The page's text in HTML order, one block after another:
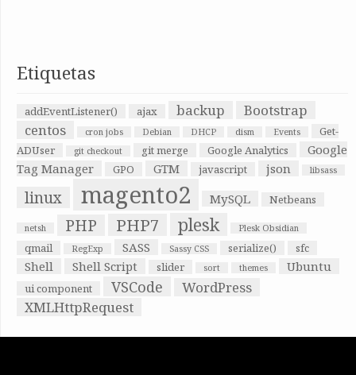
Etiquetas
addEventListener() ajax backup
Bootstrap
centos
cron jobs Debian DHCP dism Events
Get-
ADUser
git checkout git merge Google Analytics
Google
Tag Manager
GPO GTM javascript json libsass
linux magento2 MySQL Netbeans
netsh PHP PHP7 plesk Plesk Obsidian
qmail RegExp SASS Sassy CSS serialize() sfc
Shell Shell Script slider sort themes Ubuntu
ui component VSCode
WordPress
XMLHttpRequest